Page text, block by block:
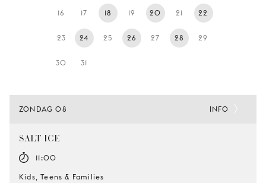
STEUN
16 17 18 19 20 21 22
23 24 25 26 27 28 29
30 31
ZONDAG 08
SALT-ICE
11:00
Kids, Teens & Families
INFO